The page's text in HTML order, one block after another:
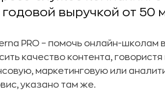
выручкой от 50
PRO – помочь онлайн-школам
качество контента,
маркетинговую или
указано там же.